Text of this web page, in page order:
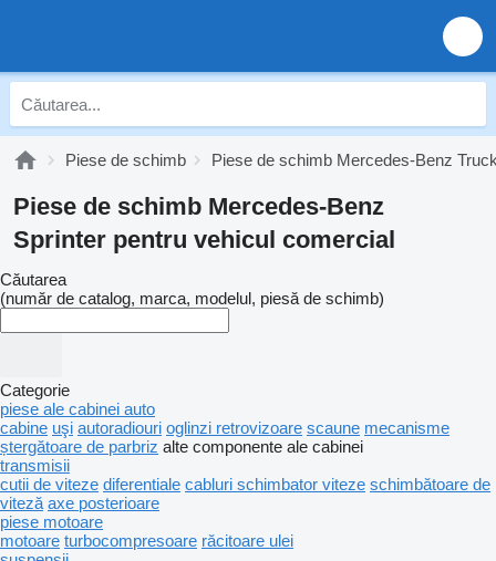
Piese de schimb Piese de schimb Mercedes-Benz
Piese de schimb Mercedes-Benz
Sprinter pentru vehicul comercial
Căutarea
(număr de catalog, marca, modelul, piesă de schimb)
Categorie
piese ale cabinei auto
cabine uşi autoradiouri oglinzi retrovizoare scaune mecanisme
ștergătoare de parbriz alte componente ale cabinei
transmisii
cutii de viteze diferentiale cabluri schimbator viteze schimbătoare de
viteză axe posterioare
piese motoare
motoare turbocompresoare răcitoare ulei